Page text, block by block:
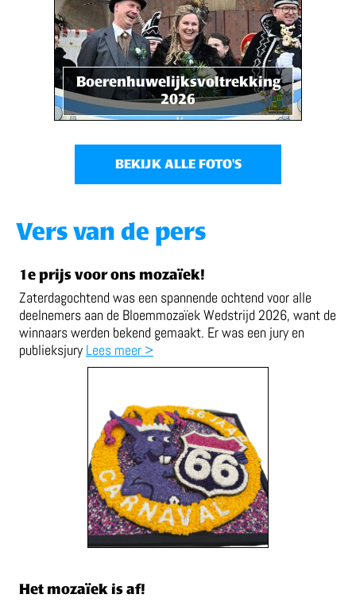
Boerenhuwelijksvoltrekking
2026
BEKIJK ALLE FOTO'S
Vers van de pers
1e prijs voor ons mozaïek!
Zaterdagochtend was een spannende ochtend voor alle
deelnemers aan de Bloemmozaïek Wedstrijd 2026, want de
winnaars werden bekend gemaakt. Er was een jury en
publieksjury Lees meer >
Het mozaïek is af!